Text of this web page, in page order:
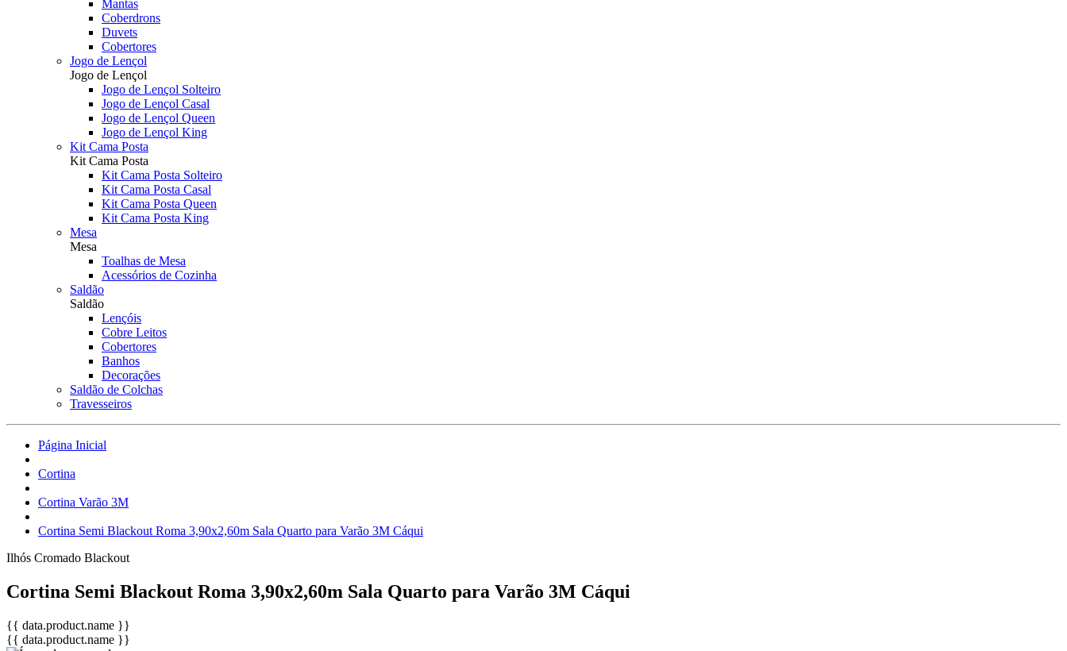
Mantas
Coberdrons
Duvets
Cobertores
Jogo de Lençol
Jogo de Lençol
Jogo de Lençol Solteiro
Jogo de Lençol Casal
Jogo de Lençol Queen
Jogo de Lençol King
Kit Cama Posta
Kit Cama Posta
Kit Cama Posta Solteiro
Kit Cama Posta Casal
Kit Cama Posta Queen
Kit Cama Posta King
Mesa
Mesa
Toalhas de Mesa
Acessórios de Cozinha
Saldão
Saldão
Lençóis
Cobre Leitos
Cobertores
Banhos
Decorações
Saldão de Colchas
Travesseiros
Página Inicial
Cortina
Cortina Varão 3M
Cortina Semi Blackout Roma 3,90x2,60m Sala Quarto para Varão 3M Cáqui
Ilhós Cromado Blackout
Cortina Semi Blackout Roma 3,90x2,60m Sala Quarto para Varão 3M Cáqui
{{ data.product.name }}
{{ data.product.name }}